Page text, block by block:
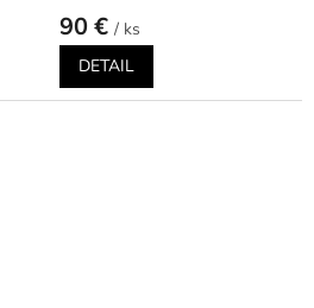
90 € / ks
DETAIL